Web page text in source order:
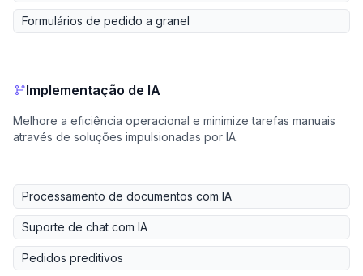
Formulários de pedido a granel
Implementação de IA
Melhore a eficiência operacional e minimize tarefas manuais
através de soluções impulsionadas por IA.
Processamento de documentos com IA
Suporte de chat com IA
Pedidos preditivos